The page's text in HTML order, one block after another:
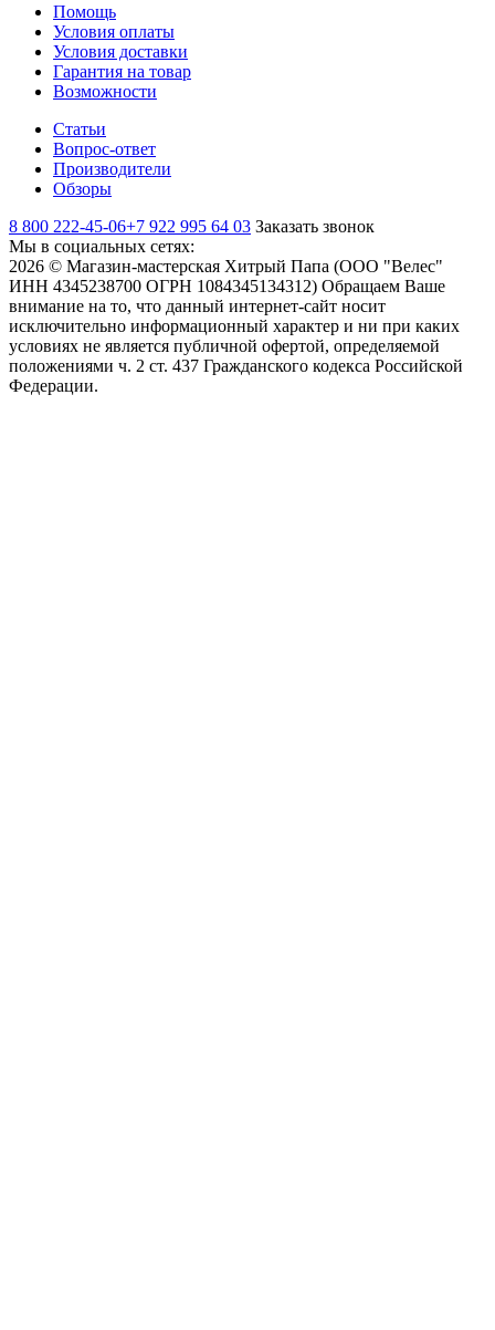
Помощь
Условия оплаты
Условия доставки
Гарантия на товар
Возможности
Статьи
Вопрос-ответ
Производители
Обзоры
8 800 222-45-06+7 922 995 64 03 Заказать звонок
Мы в социальных сетях:
2026 © Магазин-мастерская Хитрый Папа (ООО "Велес"
ИНН 4345238700 ОГРН 1084345134312) Обращаем Ваше
внимание на то, что данный интернет-сайт носит
исключительно информационный характер и ни при каких
условиях не является публичной офертой, определяемой
положениями ч. 2 ст. 437 Гражданского кодекса Российской
Федерации.